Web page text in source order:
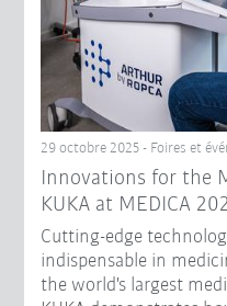
29 octobre 2025 - Foires et
Innovations for the
KUKA at MEDICA
Cutting-edge
indispensable in
the world's largest